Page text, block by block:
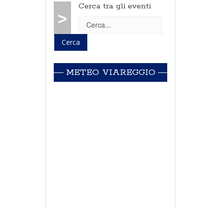
>
Cerca tra gli eventi
METEO VIAREGGIO